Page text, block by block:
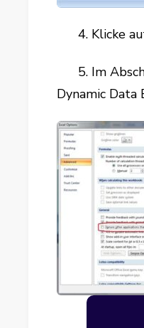
4. Klicke auf
5. Im
Dynamic Data